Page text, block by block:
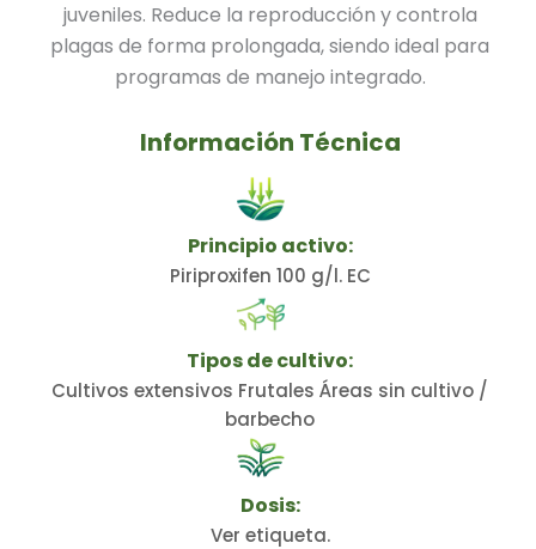
juveniles. Reduce la reproducción y controla
plagas de forma prolongada, siendo ideal para
programas de manejo integrado.
Información Técnica
Principio activo:
Piriproxifen 100 g/l. EC
Tipos de cultivo:
Cultivos extensivos Frutales Áreas sin cultivo /
barbecho
Dosis:
Ver etiqueta.